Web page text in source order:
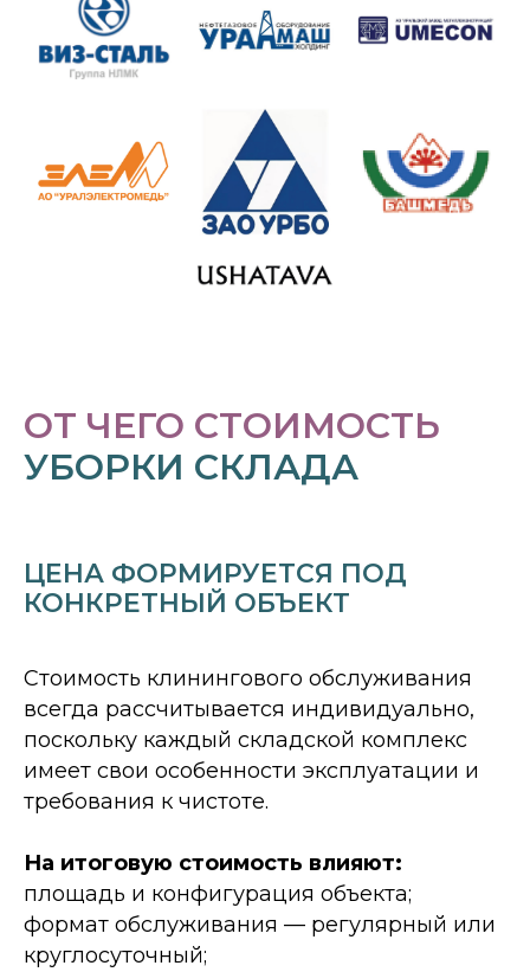
ОТ ЧЕГО СТОИМОСТЬ
УБОРКИ СКЛАДА
ЦЕНА ФОРМИРУЕТСЯ ПОД
КОНКРЕТНЫЙ ОБЪЕКТ
Стоимость клинингового обслуживания
всегда рассчитывается индивидуально,
поскольку каждый складской комплекс
имеет свои особенности эксплуатации и
требования к чистоте.
На итоговую стоимость влияют:
площадь и конфигурация объекта;
формат обслуживания — регулярный или
круглосуточный;